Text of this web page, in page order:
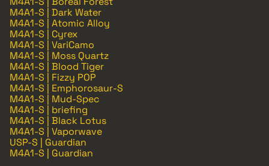
M4A1-S | Dark Water
M4A1-S | Atomic Alloy
M4A1-S | Cyrex
M4A1-S | VariCamo
M4A1-S | Moss Quartz
M4A1-S | Blood Tiger
M4A1-S | Fizzy POP
M4A1-S | Emphorosaur-S
M4A1-S | Mud-Spec
M4A1-S | briefing
M4A1-S | Black Lotus
M4A1-S | Vaporwave
USP-S | Guardian
M4A1-S | Guardian